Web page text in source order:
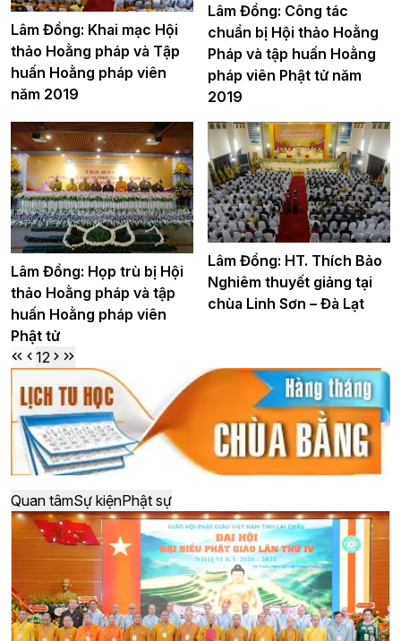
Lâm Đồng: Khai mạc Hội
thảo Hoằng pháp và Tập
huấn Hoằng pháp viên
năm 2019
Lâm Đồng: Công tác
chuẩn bị Hội thảo Hoằng
Pháp và tập huấn Hoằng
pháp viên Phật tử năm
2019
Lâm Đồng: Họp trù bị Hội
thảo Hoằng pháp và tập
huấn Hoằng pháp viên
Phật tử
Lâm Đồng: HT. Thích Bảo
Nghiêm thuyết giảng tại
chùa Linh Sơn – Đà Lạt
12
Quan tâmSự kiệnPhật sự